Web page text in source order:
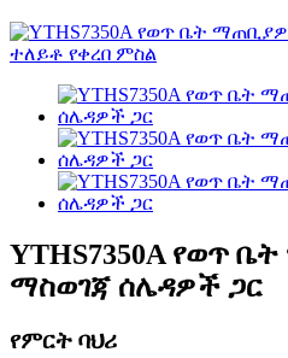
YTHS7350A የወጥ
ማስወገጃ ሰሌዳዎች ጋር
የምርት ባህሪ